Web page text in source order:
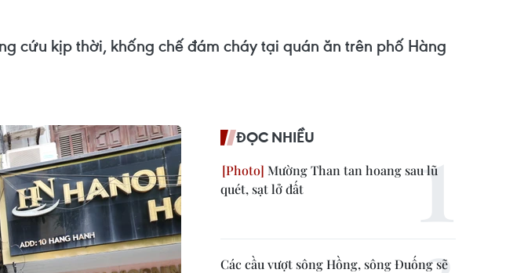
cứu kịp thời, khống chế đám cháy tại quán ăn trên phố Hàng
ĐỌC NHIỀU
Mường Than tan hoang sau lũ
quét, sạt lở đất
Các cầu vượt sông Hồng, sông Đuống sẽ